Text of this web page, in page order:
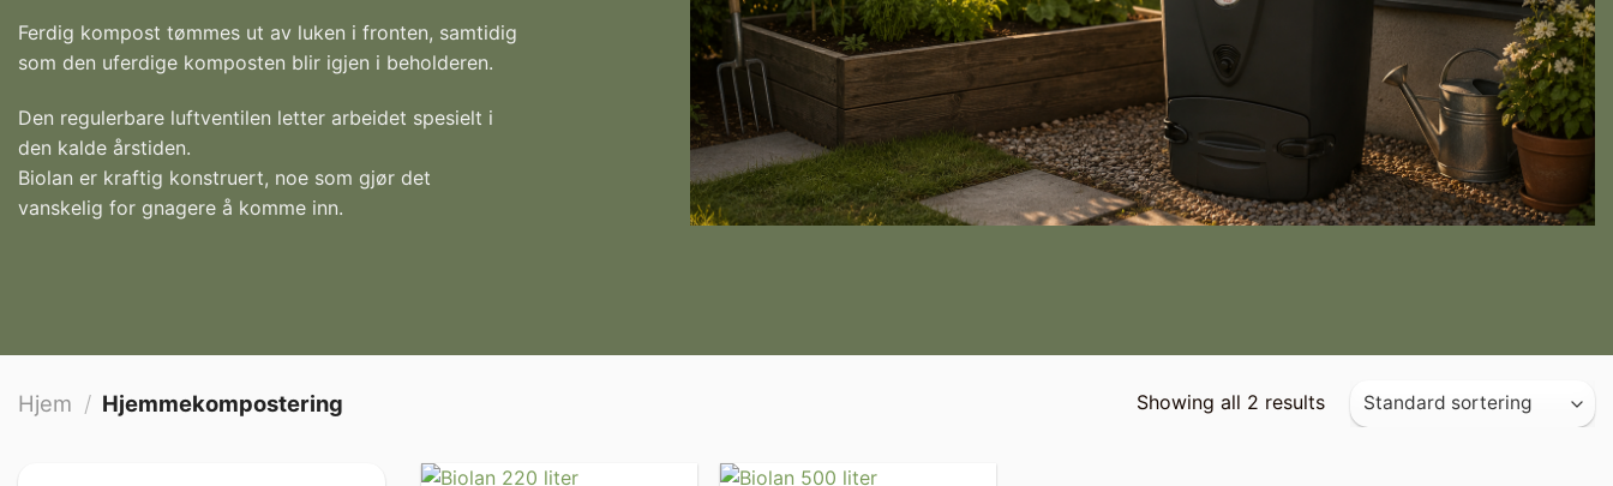
Ferdig kompost tømmes ut av luken i fronten, samtidig
som den uferdige komposten blir igjen i beholderen.
Den regulerbare luftventilen letter arbeidet spesielt i
den kalde årstiden.
Biolan er kraftig konstruert, noe som gjør det
vanskelig for gnagere å komme inn.
Hjem / Hjemmekompostering Showing all 2 results